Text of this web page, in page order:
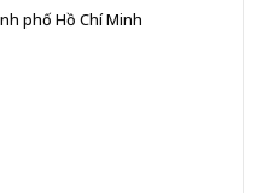
phố Hồ Chí Minh